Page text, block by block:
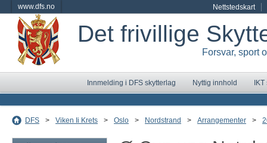
www.dfs.no Nettstedskart
Det frivillige
Forsvar, sport
Innmelding i DFS skytterlag Nyttig innhold
DFS > Viken Ii Krets > Oslo > Nordstrand > Arrangementer >